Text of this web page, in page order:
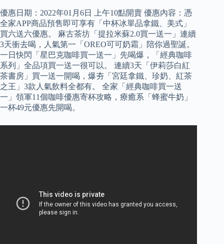
優惠日期：2022年01月6日 上午10點開賣 優惠內容：憑
全家APP商品預售即可享有「中杯冰單品拿鐵、美式」
買六送六優惠。 麻古茶坊「提拉米蘇2.0買一送一」連續
3天衝去喝，人氣第一「OREO可可奶霜」陪你過聖誕。
一日快閃「星巴克咖啡買一送一」先喝爆，「經典咖啡
系列」全品項買一送一很可以。 連續3天「伊莉莎白紅
茶書房」買一送一開喝，爆夯「宮廷拿鐵、珍奶、紅茶
之王」3款人氣飲料全都有。 全家「經典咖啡買一送
一」領軍11個咖啡優惠寄杯攻略，療癒系「蜂蜜牛奶」
一杯49元優惠先開喝。